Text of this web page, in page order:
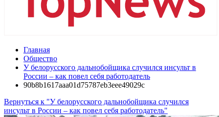
Главная
Общество
У белорусского дальнобойщика случился инсульт в
России – как повел себя работодатель
90b8b1617aaa01d75787eb3eee49029c
Вернуться к "У белорусского дальнобойщика случился
инсульт в России – как повел себя работодатель"